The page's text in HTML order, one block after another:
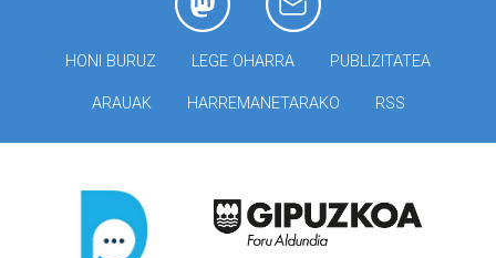
HONI BURUZ LEGE OHARRA PUBLIZITATEA
ARAUAK HARREMANETARAKO RSS